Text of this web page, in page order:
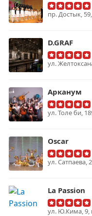
пр. Достык,
D.GRAF
ул.
Арканум
ул. Толе би,
Oscar
ул. Сатпаева,
La Passion
ул. Ю.Кима, 9,